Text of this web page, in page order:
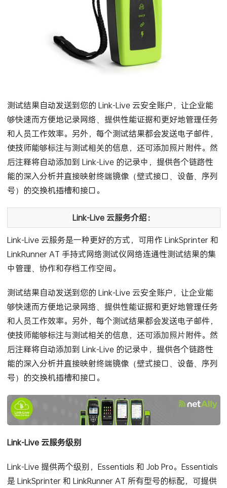
测试结果自动发送到您的 Link-Live 云安全账户，让企业能
够快速而方便地记录网络、提供性能证据和更好地管理任务
和人员工作效率。另外，每个测试结果都会发送电子邮件，
使技师能够标注与测试相关的信息，还可添加照片附件。然
后注释将自动添加到 Link-Live 的记录中，提供各个链路性
能的深入分析并直接映射终端镜像（壁式接口、设备、序列
号）的交换机插槽和接口。
Link-Live 云服务介绍：
Link-Live 云服务是一种更好的方式，可用作 LinkSprinter 和
LinkRunner AT 手持式网络测试仪网络连通性测试结果的集
中管理、协作和存档工作空间。
测试结果自动发送到您的 Link-Live 云安全账户，让企业能
够快速而方便地记录网络、提供性能证据和更好地管理任务
和人员工作效率。另外，每个测试结果都会发送电子邮件，
使技师能够标注与测试相关的信息，还可添加照片附件。然
后注释将自动添加到 Link-Live 的记录中，提供各个链路性
能的深入分析并直接映射终端镜像（壁式接口、设备、序列
号）的交换机插槽和接口。
Link-Live 云服务级别
Link-Live 提供两个级别，Essentials 和 Job Pro。Essentials
是 LinkSprinter 和 LinkRunner AT 所有型号的标配，可提供